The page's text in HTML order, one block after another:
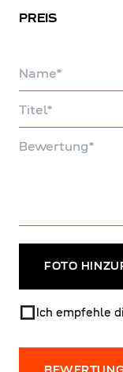
PREIS
FOTO
Ich empfehle